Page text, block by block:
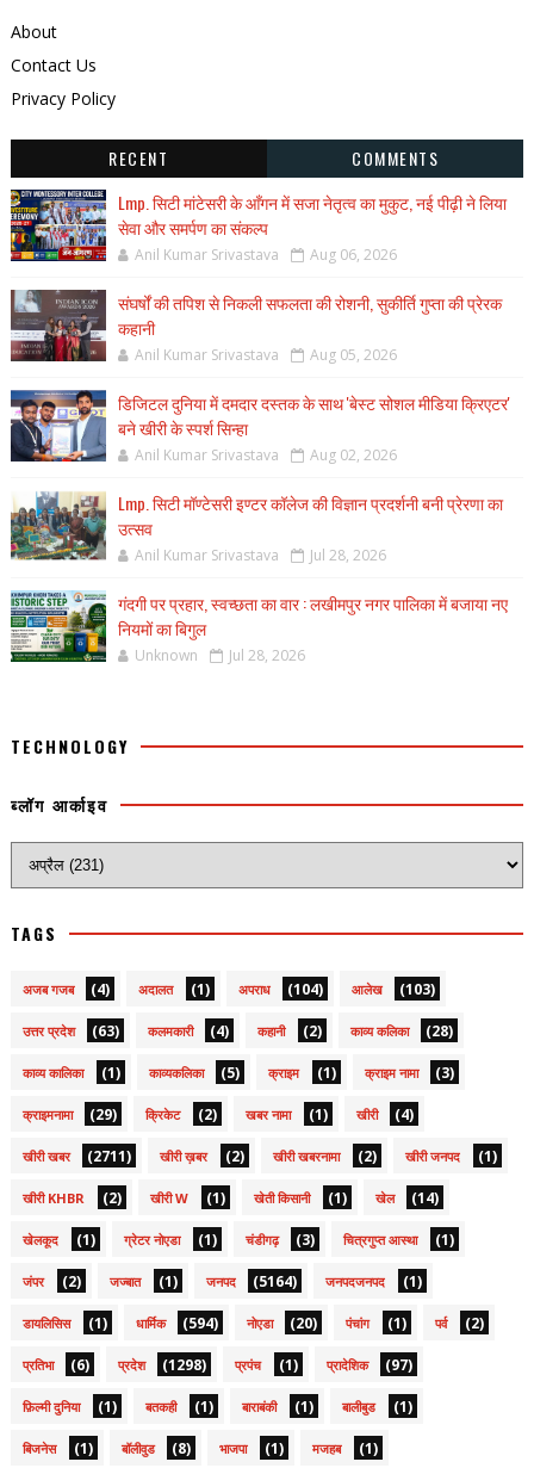
About
Contact Us
Privacy Policy
RECENT
COMMENTS
Lmp. सिटी मांटेसरी के आँगन में सजा नेतृत्व का मुकुट, नई पीढ़ी ने लिया
सेवा और समर्पण का संकल्प
Anil Kumar Srivastava Aug 06, 2026
संघर्षों की तपिश से निकली सफलता की रोशनी, सुकीर्ति गुप्ता की प्रेरक
कहानी
Anil Kumar Srivastava Aug 05, 2026
डिजिटल दुनिया में दमदार दस्तक के साथ 'बेस्ट सोशल मीडिया क्रिएटर'
बने खीरी के स्पर्श सिन्हा
Anil Kumar Srivastava Aug 02, 2026
Lmp. सिटी मॉण्टेसरी इण्टर कॉलेज की विज्ञान प्रदर्शनी बनी प्रेरणा का
उत्सव
Anil Kumar Srivastava Jul 28, 2026
गंदगी पर प्रहार, स्वच्छता का वार : लखीमपुर नगर पालिका में बजाया नए
नियमों का बिगुल
Unknown Jul 28, 2026
TECHNOLOGY
ब्लॉग आर्काइव
TAGS
अजब गजब (4) अदालत (1) अपराध (104) आलेख (103)
उत्तर प्रदेश (63) कलमकारी (4) कहानी (2) काव्य कलिका (28)
काव्य कालिका (1) काव्यकलिका (5) क्राइम (1) क्राइम नामा (3)
क्राइमनामा (29) क्रिकेट (2) खबर नामा (1) खीरी (4)
खीरी खबर (2711) खीरी ख़बर (2) खीरी खबरनामा (2) खीरी जनपद (1)
खीरी KHBR (2) खीरी W (1) खेती किसानी (1) खेल (14)
खेलकूद (1) ग्रेटर नोएडा (1) चंडीगढ़ (3) चित्रगुप्त आस्था (1)
जंपर (2) जज्बात (1) जनपद (5164) जनपदजनपद (1)
डायलिसिस (1) धार्मिक (594) नोएडा (20) पंचांग (1) पर्व (2)
प्रतिभा (6) प्रदेश (1298) प्रपंच (1) प्रादेशिक (97)
फ़िल्मी दुनिया (1) बतकही (1) बाराबंकी (1) बालीबुड (1)
बिजनेस (1) बॉलीवुड (8) भाजपा (1) मजहब (1)